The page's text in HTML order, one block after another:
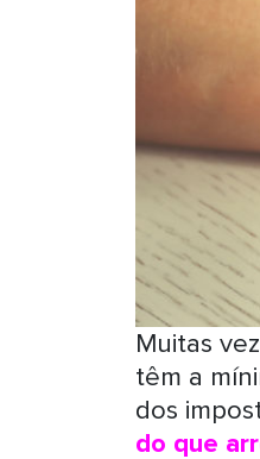
Muitas
têm a
dos
do que